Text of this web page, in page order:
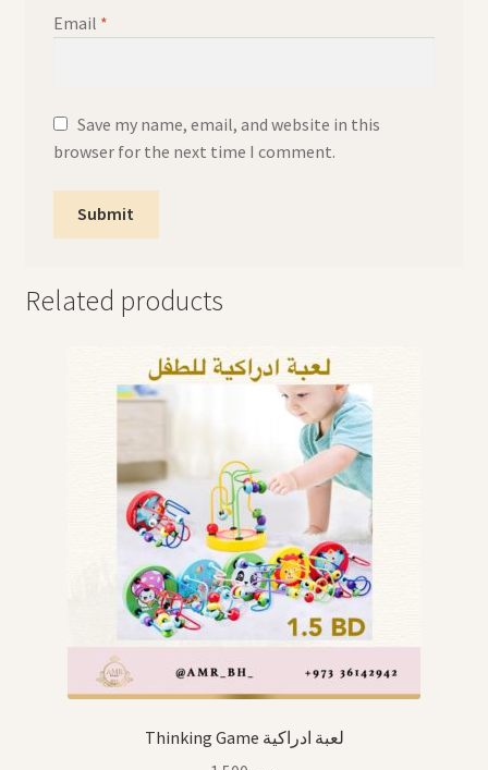
Email *
Save my name, email, and website in this
browser for the next time I comment.
Related products
Thinking Game لعبة ادراكية